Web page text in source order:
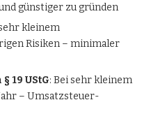
günstiger zu gründen
kleinem
Risiken – minimaler
19 UStG: Bei sehr kleinem
– Umsatzsteuer-